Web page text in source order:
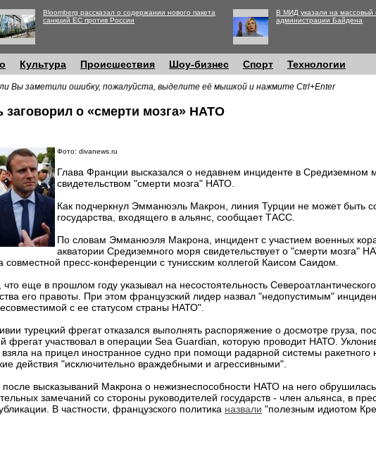
Bloomberg рассказал о содержании нового пакета
санкций ЕС против России
В МИД указали на массовый
администрации Байдена
Культура Происшествия Шоу-бизнес Спорт Технологии
Вы заметили ошибку, пожалуйста, выделите её мышкой и нажмите Ctrl+Enter
заговорил о «смерти мозга» НАТО
Фото: divanews.ru
Глава Франции высказался о недавнем инциденте в Средиземном
свидетельством "смерти мозга" НАТО.
Как подчеркнул Эмманюэль Макрон, линия Турции не может быть
государства, входящего в альянс, сообщает ТАСС.
По словам Эмманюэля Макрона, инцидент с участием военных
акватории Средиземного моря свидетельствует о "смерти мозга"
совместной пресс-конференции с тунисским коллегой Каисом Саидом.
еще в прошлом году указывал на несостоятельность
его правоты. При этом французский лидер назвал "недопустимым"
с ее статусом страны НАТО".
турецкий фрегат отказался выполнять распоряжение о досмотре груза,
фрегат участвовал в операции Sea Guardian, которую проводит НАТО.
взяла на прицел иностранное судно при помощи радарной системы
действия "исключительно враждебными и агрессивными".
высказываний Макрона о нежизнеспособности НАТО на него обрушилась
замечаний со стороны руководителей государств - член альянса, в
В частности, французского политика назвали "полезным идиотом